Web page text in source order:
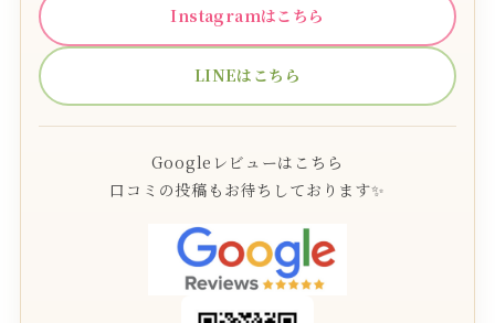
Instagramはこちら
LINEはこちら
Googleレビューはこちら
口コミの投稿もお待ちしております✨